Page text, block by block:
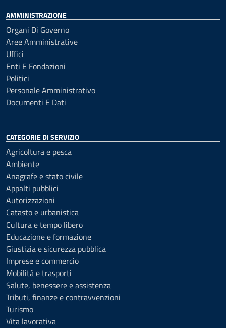
AMMINISTRAZIONE
Organi Di Governo
Aree Amministrative
Uffici
Enti E Fondazioni
Politici
Personale Amministrativo
Documenti E Dati
CATEGORIE DI SERVIZIO
Agricoltura e pesca
Ambiente
Anagrafe e stato civile
Appalti pubblici
Autorizzazioni
Catasto e urbanistica
Cultura e tempo libero
Educazione e formazione
Giustizia e sicurezza pubblica
Imprese e commercio
Mobilità e trasporti
Salute, benessere e assistenza
Tributi, finanze e contravvenzioni
Turismo
Vita lavorativa